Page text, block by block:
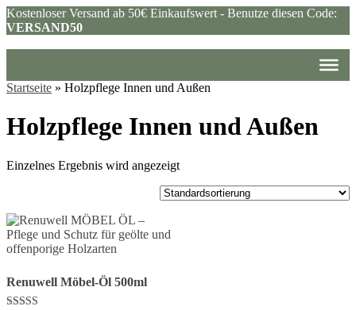
Kostenloser Versand ab 50€ Einkaufswert - Benutze diesen Code:
VERSAND50
Startseite » Holzpflege Innen und Außen
Holzpflege Innen und Außen
Einzelnes Ergebnis wird angezeigt
Renuwell Möbel-Öl 500ml